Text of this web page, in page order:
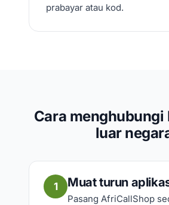
prabayar atau kod.
Cara menghubungi
luar
1 Muat turun
Pasang AfriCallShop